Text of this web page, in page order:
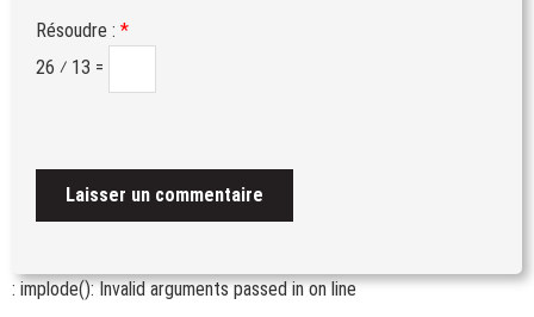
Résoudre : *
26 ⁄ 13 =
: implode(): Invalid arguments passed inon line